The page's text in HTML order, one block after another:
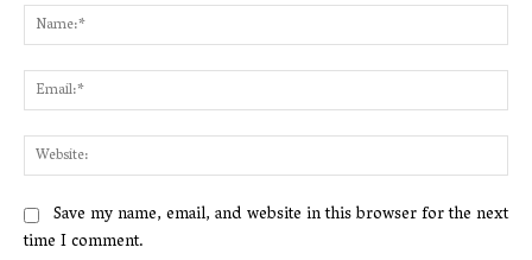
Save my name, email, and website in this browser for the next
time I comment.